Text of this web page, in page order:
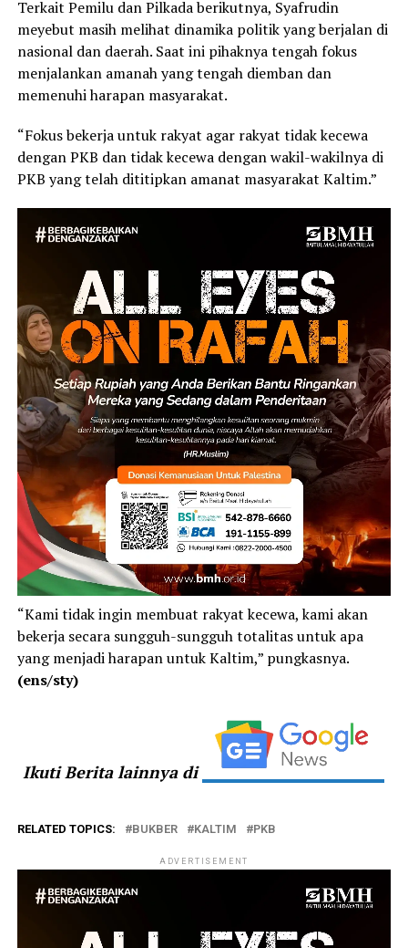
Terkait Pemilu dan Pilkada berikutnya, Syafrudin
meyebut masih melihat dinamika politik yang berjalan di
nasional dan daerah. Saat ini pihaknya tengah fokus
menjalankan amanah yang tengah diemban dan
memenuhi harapan masyarakat.
“Fokus bekerja untuk rakyat agar rakyat tidak kecewa
dengan PKB dan tidak kecewa dengan wakil-wakilnya di
PKB yang telah dititipkan amanat masyarakat Kaltim.”
“Kami tidak ingin membuat rakyat kecewa, kami akan
bekerja secara sungguh-sungguh totalitas untuk apa
yang menjadi harapan untuk Kaltim,” pungkasnya.
(ens/sty)
Ikuti Berita lainnya di
RELATED TOPICS: BUKBER KALTIM PKB
ADVERTISEMENT